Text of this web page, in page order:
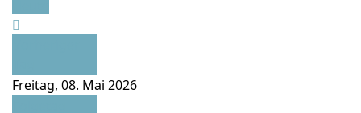
Freitag, 08. Mai 2026